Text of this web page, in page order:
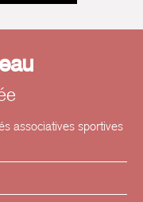
associatives sportives